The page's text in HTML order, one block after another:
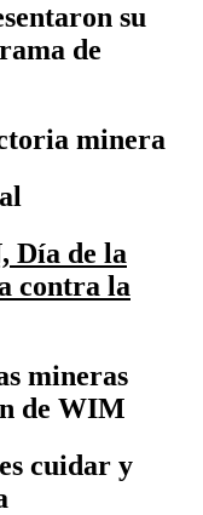
su
de
minera
Día de la
contra la
mineras
de WIM
cuidar y